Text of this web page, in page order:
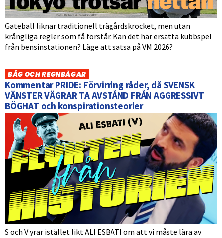
Gateball liknar traditionell trägårdskrocket, men utan
krångliga regler som få förstår. Kan det här ersätta kubbspel
från bensinstationen? Läge att satsa på VM 2026?
BÅG OCH REGNBÅGAR
Kommentar PRIDE: Förvirring råder, då SVENSK
VÄNSTER VÄGRAR TA AVSTÅND FRÅN AGGRESSIVT
BÖGHAT och konspirationsteorier
S och V yrar istället likt ALI ESBATI om att vi måste lära av